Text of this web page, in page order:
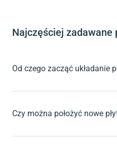
Najczęściej zadawane
Od czego zacząć układanie
przygotowania podłoża.
przystąpić do układania płytek.
Czy można położyć nowe
gdy stare kafelki są solidnie